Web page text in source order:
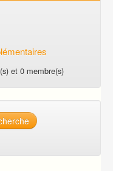
et 0 membre(s)